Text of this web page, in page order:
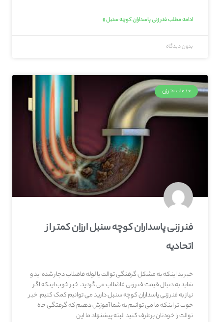
ادامه مطلب فنر زنی پاسداران کوچه سنبل »
بدون دیدگاه
خدمات فنرزن
فنر زنی پاسداران کوچه سنبل ارزان کمتر از
اتحادیه
خبر بد اینکه به مشکل گرفتگی توالت یا لوله فاضلاب دچار شده اید و
شاید به دنبال قیمت فنر زنی فاضلاب می گردید. خبر خوب اینکه اگر
نیاز به فنر زنی پاسداران کوچه سنبل دارید می توانیم کمک کنیم. خبر
خوب تر اینکه ما می توانیم به شما آموزش دهیم که گرفتگی جاه
توالت را خودتان برطرف کنید البته پیشنهاد ما این